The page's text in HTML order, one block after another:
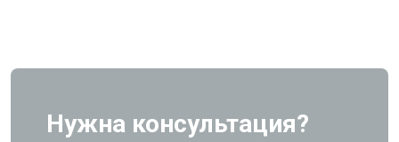
Нужна консультация?